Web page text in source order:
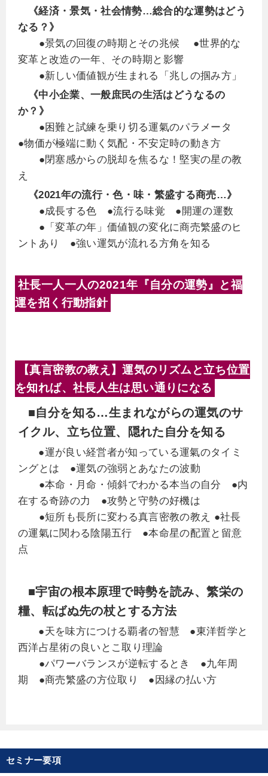
《経済・景気・社会情勢…総合的な運勢はどう
なる？》
●景気の回復の時期とその兆候 ●世界的な
変革と改造の一年、その時期と影響
●新しい価値観が生まれる「兆しの掴み方」
《中小企業、一般庶民の生活はどうなるの
か？》
●困難と試練を乗り切る運氣のパラメータ
●物価が極端に動く気配・不安定時の動き方
●閉塞感からの脱却を焦るな！堅実の星の教
え
《2021年の流行・色・味・繁盛する商売…》
●成長する色 ●流行る味覚 ●開運の運数
●「変革の年」価値観の変化に商売繁盛のヒ
ントあり ●強い運気が流れる方角を知る
社長一人一人の2021年『自分の運勢』と福
運を招く行動指針
【真言密教の教え】運気のリズムと立ち位置
を知れば、社長人生は思い通りになる
■自分を知る…生まれながらの運気のサ
イクル、立ち位置、隠れた自分を知る
●運が良い経営者が知っている運氣のタイミ
ングとは ●運気の強弱とあなたの波動
●本命・月命・傾斜でわかる本当の自分 ●内
在する奇跡の力 ●攻勢と守勢の好機は
●短所も長所に変わる真言密教の教え ●社長
の運氣に関わる陰陽五行 ●本命星の配置と留意
点
■宇宙の根本原理で時勢を読み、繁栄の
糧、転ばぬ先の杖とする方法
●天を味方につける覇者の智慧 ●東洋哲学と
西洋占星術の良いとこ取り理論
●パワーバランスが逆転するとき ●九年周
期 ●商売繁盛の方位取り ●因縁の払い方
セミナー要項